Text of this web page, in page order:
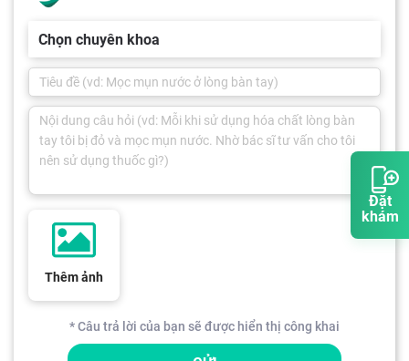
Đặt
khám
Chọn chuyên khoa
Thêm ảnh
* Câu trả lời của bạn sẽ được hiển thị công khai